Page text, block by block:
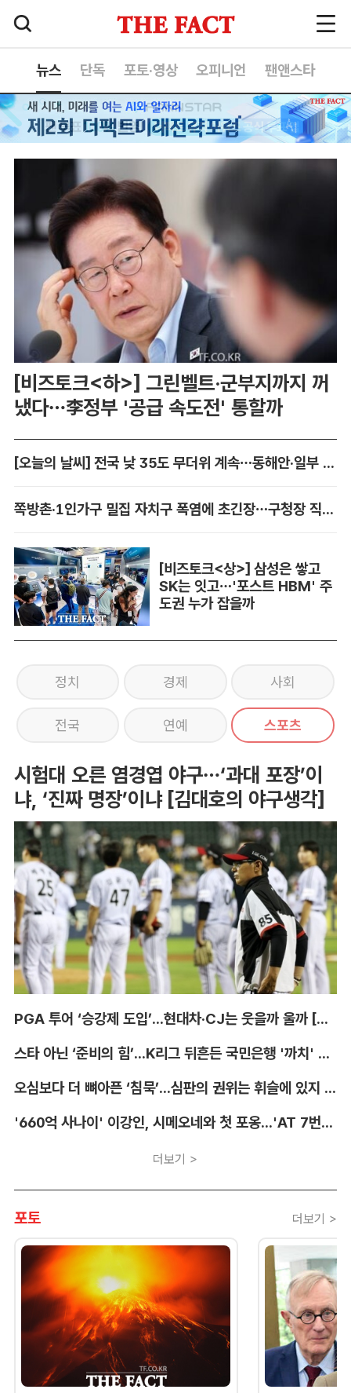
뉴스 단독 포토·영상 오피니언 팬앤스타
[비즈토크<하>] 그린벨트·군부지까지 꺼
냈다…李정부 '공급 속도전' 통할까
[오늘의 날씨] 전국 낮 35도 무더위 계속…동해안·일부 지역 비
쪽방촌·1인가구 밀집 자치구 폭염에 초긴장…구청장 직접 챙긴다
[비즈토크<상>] 삼성은 쌓고
SK는 잇고…'포스트 HBM' 주
도권 누가 잡을까
정치 경제 사회
전국 연예 스포츠
시험대 오른 염경엽 야구…‘과대 포장’이
냐, ‘진짜 명장’이냐 [김대호의 야구생각]
PGA 투어 ‘승강제 도입’...현대차·CJ는 웃을까 울까 [박호윤의 IN&OUT]
스타 아닌 ‘준비의 힘’...K리그 뒤흔든 국민은행 '까치' 사단 [이영규의 비욘더매치]
오심보다 더 뼈아픈 ‘침묵’...심판의 권위는 휘슬에 있지 않다 [박순규의 창]
'660억 사나이' 이강인, 시메오네와 첫 포옹...'AT 7번' 데뷔 초읽기
더보기 >
포토 더보기 >